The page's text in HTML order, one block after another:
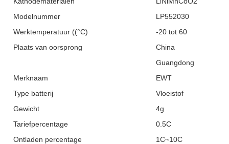
Modelnummer
LP552030
Werktemperatuur ((°C)
-20 tot 60
Plaats van oorsprong
China
Guangdong
Merknaam
EWT
Type batterij
Vloeistof
Gewicht
4g
Tariefpercentage
0.5C
Ontladen percentage
1C~10C